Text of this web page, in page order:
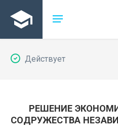
Действует
РЕШЕНИЕ
СОДРУЖЕСТВА